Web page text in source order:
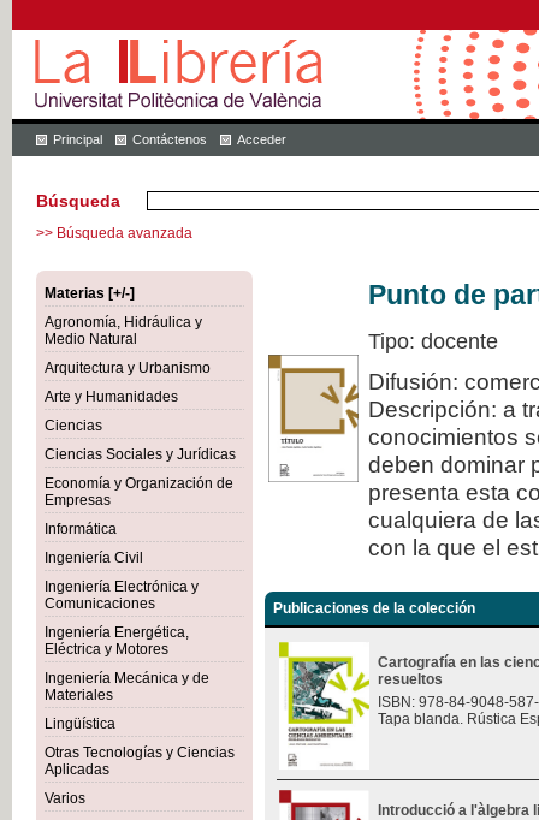
Principal Contáctenos Acceder
Búsqueda
>> Búsqueda avanzada
Materias [+/-]
Agronomía, Hidráulica y
Medio Natural
Arquitectura y Urbanismo
Arte y Humanidades
Ciencias
Ciencias Sociales y Jurídicas
Economía y Organización de
Empresas
Informática
Ingeniería Civil
Ingeniería Electrónica y
Comunicaciones
Ingeniería Energética,
Eléctrica y Motores
Ingeniería Mecánica y de
Materiales
Lingüística
Otras Tecnologías y Ciencias
Aplicadas
Varios
Punto de
Tipo: docente
Difusión:
Descripción: a
conocimientos
deben dominar
presenta esta
cualquiera de
con la que el
Publicaciones de la colección
Cartografía en las
resueltos
ISBN: 978-84-9048-
Tapa blanda. Rústica
Introducció a l'àlgebra